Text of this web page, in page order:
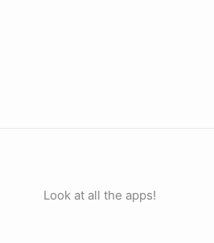
Look at all the apps!